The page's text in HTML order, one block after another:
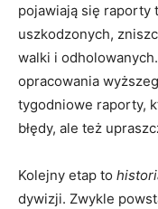
pojawiają się raporty
uszkodzonych,
walki i
opracowania
tygodniowe raporty,
błędy, ale też
Kolejny etap to
dywizji. Zwykle